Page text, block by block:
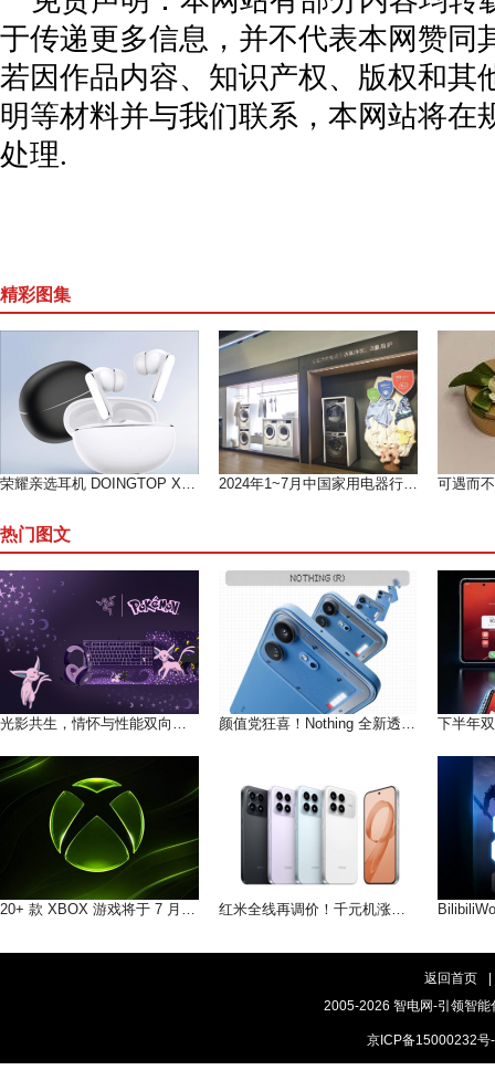
于传递更多信息，并不代表本网赞同
若因作品内容、知识产权、版权和其
明等材料并与我们联系，本网站将在
处理.
精彩图集
荣耀亲选耳机 DOINGTOP X8i 开售，开启高性价比音频新体验 2024年1~7月中国家用电器行业运行形势分析（上）
热门图文
光影共生，情怀与性能双向奔赴！雷蛇×宝可梦伊布联名系列登场 颜值党狂喜！Nothing 全新透明手机 + 多彩耳机今晚正式发布
20+ 款 XBOX 游戏将于 7 月 6 日至 10 日之间推出 红米全线再调价！千元机涨价 300 元，性价比红利彻底消退
返回首页
2005-2026 智电网-引领智
京ICP备15000232号